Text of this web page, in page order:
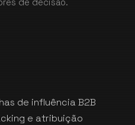
de influência B2B
e atribuição